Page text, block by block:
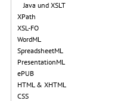
Java und XSLT
XPath
XSL-FO
WordML
SpreadsheetML
PresentationML
ePUB
HTML & XHTML
CSS